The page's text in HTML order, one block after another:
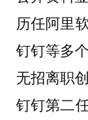
历任阿里
钉钉等多
无招离职
钉钉第二